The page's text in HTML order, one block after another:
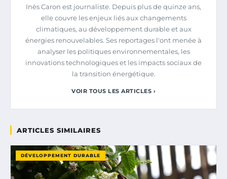
Inès Caron est journaliste. Depuis plus de quinze ans,
elle couvre les enjeux liés aux changements
climatiques, au développement durable et aux
énergies renouvelables. Ses reportages l'ont menée à
analyser les politiques environnementales, les
innovations technologiques et les impacts sociaux de
la transition énergétique.
VOIR TOUS LES ARTICLES ›
ARTICLES SIMILAIRES
DÉVELOPPEMENT DURABLE